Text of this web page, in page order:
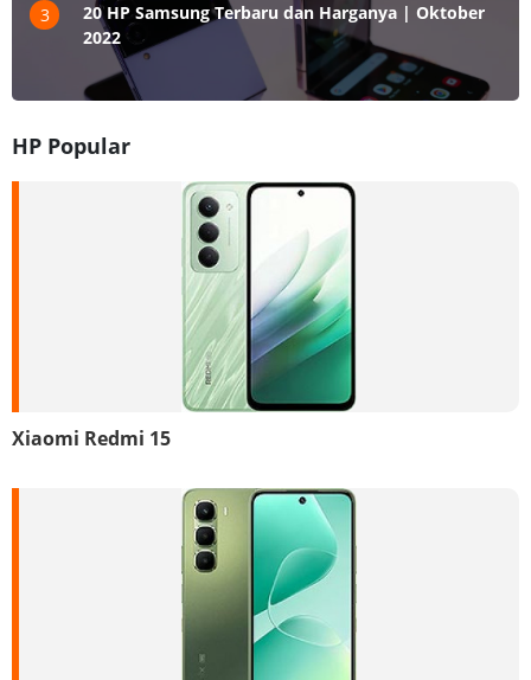
3
20 HP Samsung Terbaru dan Harganya | Oktober
2022
HP Popular
Xiaomi Redmi 15